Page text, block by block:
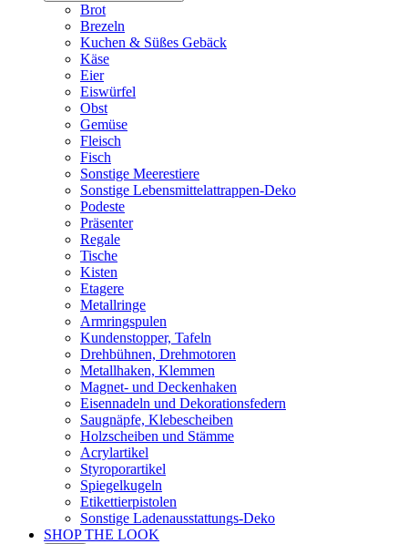
Brot
Brezeln
Kuchen & Süßes Gebäck
Käse
Eier
Eiswürfel
Obst
Gemüse
Fleisch
Fisch
Sonstige Meerestiere
Sonstige Lebensmittelattrappen-Deko
Podeste
Präsenter
Regale
Tische
Kisten
Etagere
Metallringe
Armringspulen
Kundenstopper, Tafeln
Drehbühnen, Drehmotoren
Metallhaken, Klemmen
Magnet- und Deckenhaken
Eisennadeln und Dekorationsfedern
Saugnäpfe, Klebescheiben
Holzscheiben und Stämme
Acrylartikel
Styroporartikel
Spiegelkugeln
Etikettierpistolen
Sonstige Ladenausstattungs-Deko
SHOP THE LOOK